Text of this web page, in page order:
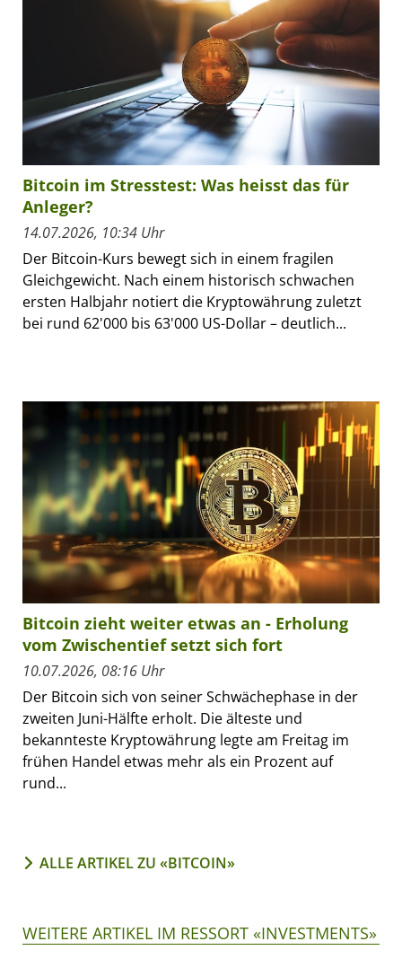
Bitcoin im Stresstest: Was heisst das für
Anleger?
14.07.2026, 10:34 Uhr
Der Bitcoin-Kurs bewegt sich in einem fragilen
Gleichgewicht. Nach einem historisch schwachen
ersten Halbjahr notiert die Kryptowährung zuletzt
bei rund 62'000 bis 63'000 US-Dollar – deutlich...
Bitcoin zieht weiter etwas an - Erholung
vom Zwischentief setzt sich fort
10.07.2026, 08:16 Uhr
Der Bitcoin sich von seiner Schwächephase in der
zweiten Juni-Hälfte erholt. Die älteste und
bekannteste Kryptowährung legte am Freitag im
frühen Handel etwas mehr als ein Prozent auf
rund...
ALLE ARTIKEL ZU «BITCOIN»
WEITERE ARTIKEL IM RESSORT «INVESTMENTS»